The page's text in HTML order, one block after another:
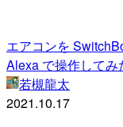
エアコンを
Alexa で操作してみ
若槻龍太
2021.10.17